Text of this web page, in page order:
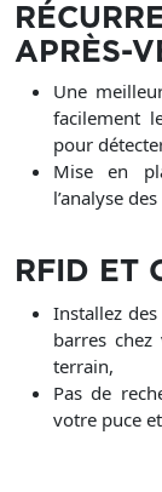
APRÈS-
Une
facilement
pour
Mise en
l’analyse
RFID ET
Installez des
barres
terrain,
Pas de
votre puce